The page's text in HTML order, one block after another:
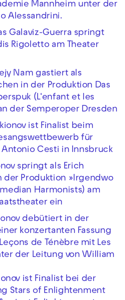
Mannheim unter der
Alessandrini.
Galaviz-Guerra springt
Rigoletto am Theater
Nam gastiert als
in der Produktion Das
(L‘enfant et les
der Semperoper Dresden
ist Finalist beim
für
Cesti in Innsbruck
springt als Erich
der Produktion »Irgendwo
Harmonists) am
ein
debütiert in der
konzertanten Fassung
de Ténèbre mit Les
der Leitung von William
ist Finalist bei der
Stars of Enlightenment